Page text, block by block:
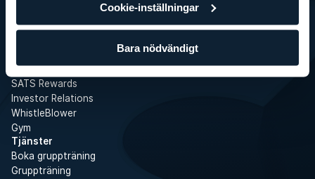
Cookie-inställningar
Bara nödvändigt
Det här är SATS
Press
SATS Rewards
Investor Relations
WhistleBlower
Gym
Tjänster
Boka gruppträning
Gruppträning